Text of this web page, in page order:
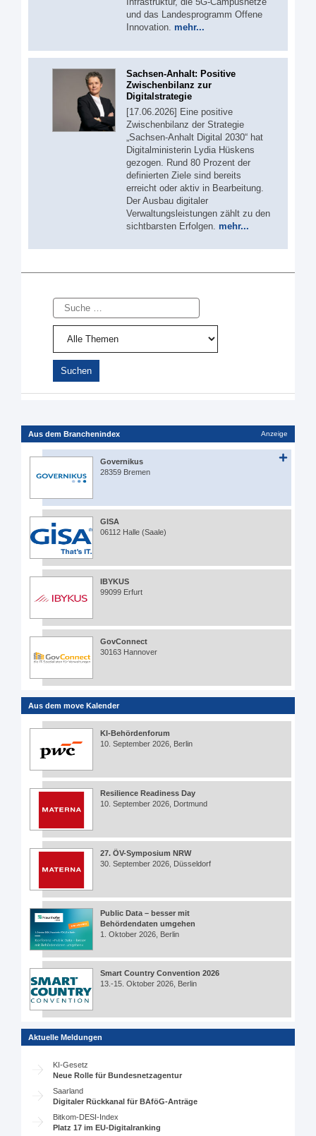
und das Landesprogramm Offene
Innovation. mehr...
Sachsen-Anhalt: Positive
Zwischenbilanz zur
Digitalstrategie
[17.06.2026] Eine positive
Zwischenbilanz der Strategie
„Sachsen-Anhalt Digital 2030“ hat
Digitalministerin Lydia Hüskens
gezogen. Rund 80 Prozent der
definierten Ziele sind bereits
erreicht oder aktiv in Bearbeitung.
Der Ausbau digitaler
Verwaltungsleistungen zählt zu den
sichtbarsten Erfolgen. mehr...
Suche
Aus dem Branchenindex Anzeige
Governikus
28359 Bremen
GISA
06112 Halle (Saale)
IBYKUS
99099 Erfurt
GovConnect
30163 Hannover
Aus dem move Kalender
KI-Behördenforum
10. September 2026, Berlin
Resilience Readiness Day
10. September 2026, Dortmund
27. ÖV-Symposium NRW
30. September 2026, Düsseldorf
Public Data – besser mit
Behördendaten umgehen
1. Oktober 2026, Berlin
Smart Country Convention 2026
13.-15. Oktober 2026, Berlin
Aktuelle Meldungen
KI-Gesetz
Neue Rolle für Bundesnetzagentur
Saarland
Digitaler Rückkanal für BAföG-Anträge
Bitkom-DESI-Index
Platz 17 im EU-Digitalranking